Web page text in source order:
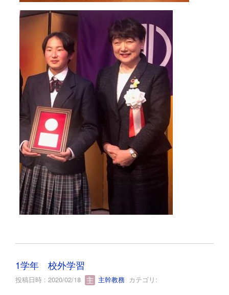
1学年 校外学習
投稿日時 : 2020/02/18 主幹教務 カテゴリ: